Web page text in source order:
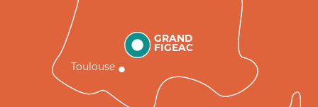
GRAND
FIGEAC
Toulouse